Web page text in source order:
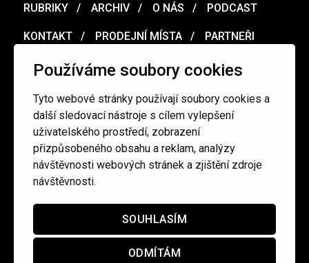
Používáme soubory cookies
Tyto webové stránky používají soubory cookies a
další sledovací nástroje s cílem vylepšení
uživatelského prostředí, zobrazení
přizpůsobeného obsahu a reklam, analýzy
návštěvnosti webových stránek a zjištění zdroje
návštěvnosti.
SOUHLASÍM
ODMÍTÁM
RUBRIKY ARCHIV O NÁS PODCAST
KONTAKT PRODEJNÍ MÍSTA PARTNEŘI
MERCH VOUCHER
Ochrana osobních údajů / Obchodní podmínky
redakce@cinepur.cz